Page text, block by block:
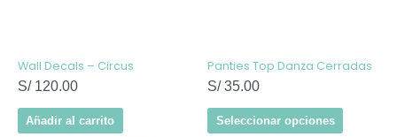
Wall Decals – Circus
S/120.00
Añadir al carrito
Panties Top Danza Cerradas
S/35.00
Seleccionar opciones
producto